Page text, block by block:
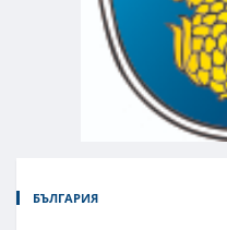
БЪЛГАРИЯ